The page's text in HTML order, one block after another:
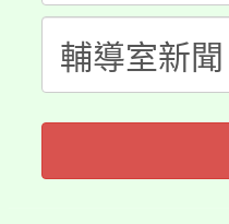
會
115年
程